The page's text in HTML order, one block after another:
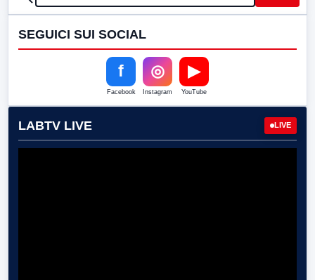
SEGUICI SUI SOCIAL
f
Facebook
◎
Instagram
▶
YouTube
LABTV LIVE LIVE